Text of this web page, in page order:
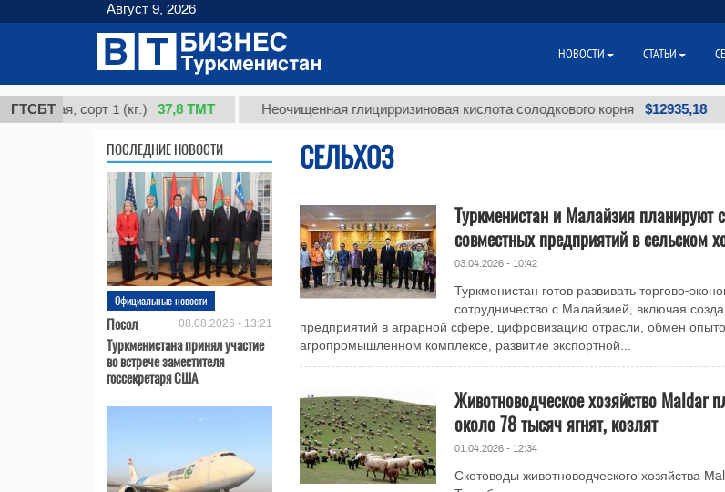
ГТСБТсорт 1 (кг.) 37,8 ТМТ Неочищенная глицирризиновая кислота солодкового корня $12935,18
ПОСЛЕДНИЕ НОВОСТИ
Официальные новости
08.08.2026 - 13:21
Посол
Туркменистана принял участие
во встрече заместителя
госсекретаря США
СЕЛЬХОЗ
Туркменистан и Малайзия планируют
совместных предприятий в сельском
03.04.2026 - 10:42
Туркменистан готов развивать торгово-
сотрудничество с Малайзией, включая
предприятий в аграрной сфере, цифровизацию отрасли, обмен
агропромышленном комплексе, развитие экспортной...
Животноводческое хозяйство Maldar
около 78 тысяч ягнят, козлят
01.04.2026 - 12:34
Скотоводы животноводческого хозяйства
Август 9, 2026
НОВОСТИ СТАТЬИ